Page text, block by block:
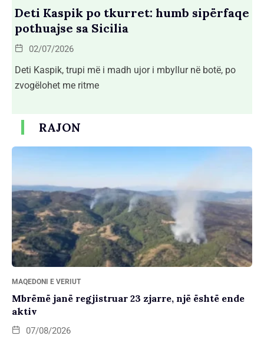
Deti Kaspik po tkurret: humb sipërfaqe
pothuajse sa Sicilia
Deti Kaspik, trupi më i madh ujor i mbyllur në botë, po
zvogëlohet me ritme
02/07/2026
RAJON
MAQEDONI E VERIUT
Mbrëmë janë regjistruar 23 zjarre, një është ende
aktiv
07/08/2026